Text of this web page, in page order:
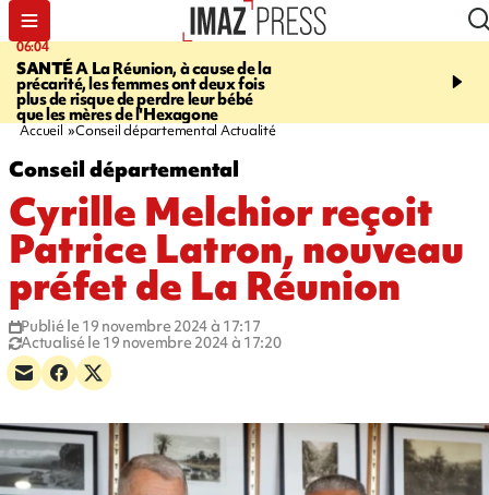
06:04
SANTÉA La Réunion, à cause de la
précarité, les femmes ont deux fois
plus de risque de perdre leur bébé
que les mères de l'Hexagone
07:23
route du Littoral
Accueil Conseil départemental Actualité
Conseil départemental
Cyrille Melchior reçoit
Patrice Latron, nouveau
préfet de La Réunion
Publié le 19 novembre 2024 à 17:17
Actualisé le 19 novembre 2024 à 17:20